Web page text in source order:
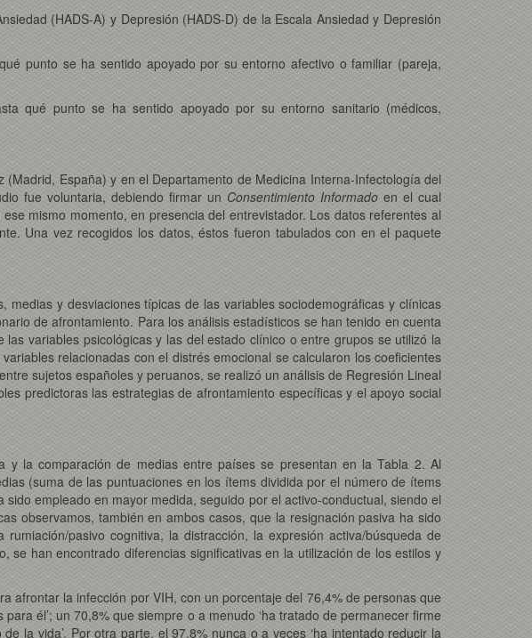
(HADS-A) y Depresión (HADS-D) de la Escala Ansiedad y Depresión
punto se ha sentido apoyado por su entorno afectivo o familiar (pareja,
qué punto se ha sentido apoyado por su entorno sanitario (médicos,
España) y en el Departamento de Medicina Interna-Infectología del
fue voluntaria, debiendo firmar un Consentimiento Informado en el cual
mismo momento, en presencia del entrevistador. Los datos referentes al
Una vez recogidos los datos, éstos fueron tabulados con en el paquete
y desviaciones típicas de las variables sociodemográficas y clínicas
de afrontamiento. Para los análisis estadísticos se han tenido en cuenta
variables psicológicas y las del estado clínico o entre grupos se utilizó la
relacionadas con el distrés emocional se calcularon los coeficientes
sujetos españoles y peruanos, se realizó un análisis de Regresión Lineal
predictoras las estrategias de afrontamiento específicas y el apoyo social
y la comparación de medias entre países se presentan en la Tabla 2. Al
(suma de las puntuaciones en los ítems dividida por el número de ítems
empleado en mayor medida, seguido por el activo-conductual, siendo el
observamos, también en ambos casos, que la resignación pasiva ha sido
pasivo cognitiva, la distracción, la expresión activa/búsqueda de
se han encontrado diferencias significativas en la utilización de los estilos y
afrontar la infección por VIH, con un porcentaje del 76,4% de personas que
él’; un 70,8% que siempre o a menudo ‘ha tratado de permanecer firme
la vida’. Por otra parte, el 97,8% nunca o a veces ‘ha intentado reducir la